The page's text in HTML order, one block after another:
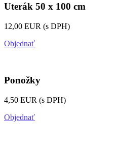
Uterák 50 x 100 cm
12,00 EUR (s DPH)
Objednať
Ponožky
4,50 EUR (s DPH)
Objednať